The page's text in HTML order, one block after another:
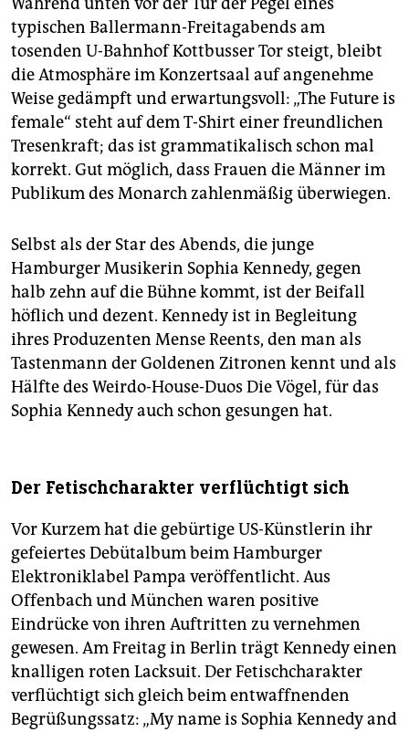
typischen Ballermann-Freitagabends am
tosenden U-Bahnhof Kottbusser Tor steigt, bleibt
die Atmosphäre im Konzertsaal auf angenehme
Weise gedämpft und erwartungsvoll: „The Future is
female“ steht auf dem T-Shirt einer freundlichen
Tresenkraft; das ist grammatikalisch schon mal
korrekt. Gut möglich, dass Frauen die Männer im
Publikum des Monarch zahlenmäßig überwiegen.
Selbst als der Star des Abends, die junge
Hamburger Musikerin Sophia Kennedy, gegen
halb zehn auf die Bühne kommt, ist der Beifall
höflich und dezent. Kennedy ist in Begleitung
ihres Produzenten Mense Reents, den man als
Tastenmann der Goldenen Zitronen kennt und als
Hälfte des Weirdo-House-Duos Die Vögel, für das
Sophia Kennedy auch schon gesungen hat.
Der Fetischcharakter verflüchtigt sich
Vor Kurzem hat die gebürtige US-Künstlerin ihr
gefeiertes Debütalbum beim Hamburger
Elektroniklabel Pampa veröffentlicht. Aus
Offenbach und München waren positive
Eindrücke von ihren Auftritten zu vernehmen
gewesen. Am Freitag in Berlin trägt Kennedy einen
knalligen roten Lacksuit. Der Fetischcharakter
verflüchtigt sich gleich beim entwaffnenden
Begrüßungssatz: „My name is Sophia Kennedy and